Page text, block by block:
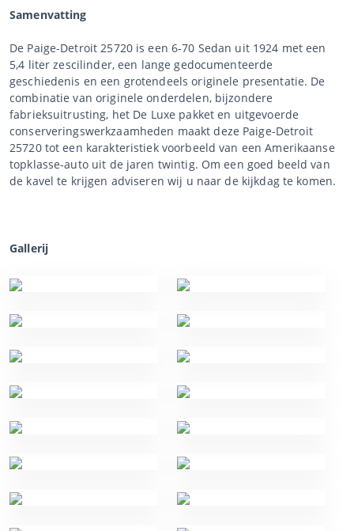
Samenvatting
De Paige-Detroit 25720 is een 6-70 Sedan uit 1924 met een
5,4 liter zescilinder, een lange gedocumenteerde
geschiedenis en een grotendeels originele presentatie. De
combinatie van originele onderdelen, bijzondere
fabrieksuitrusting, het De Luxe pakket en uitgevoerde
conserveringswerkzaamheden maakt deze Paige-Detroit
25720 tot een karakteristiek voorbeeld van een Amerikaanse
topklasse-auto uit de jaren twintig. Om een goed beeld van
de kavel te krijgen adviseren wij u naar de kijkdag te komen.
Gallerij